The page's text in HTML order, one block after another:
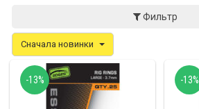
Фильтр
Сначала новинки
-13% -13%